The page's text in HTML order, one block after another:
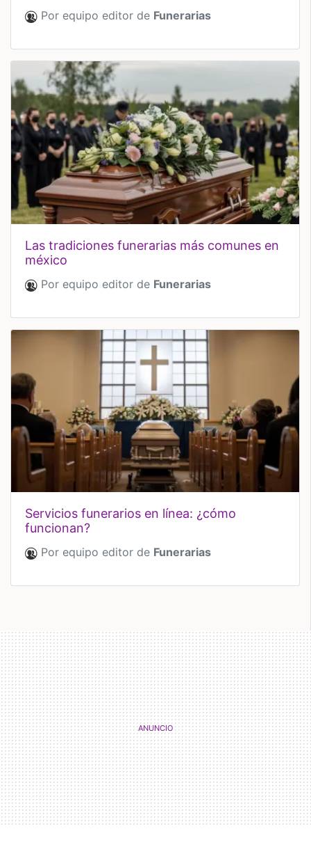
Por equipo editor de Funerarias
las tradiciones funerarias más comunes en
méxico
Por equipo editor de Funerarias
servicios funerarios en línea: ¿cómo
funcionan?
Por equipo editor de Funerarias